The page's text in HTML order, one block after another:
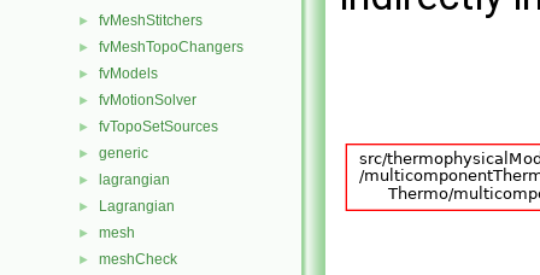
► fvMeshStitchers
► fvMeshTopoChangers
► fvModels
► fvMotionSolver
► fvTopoSetSources
► generic
► lagrangian
► Lagrangian
► mesh
► meshCheck